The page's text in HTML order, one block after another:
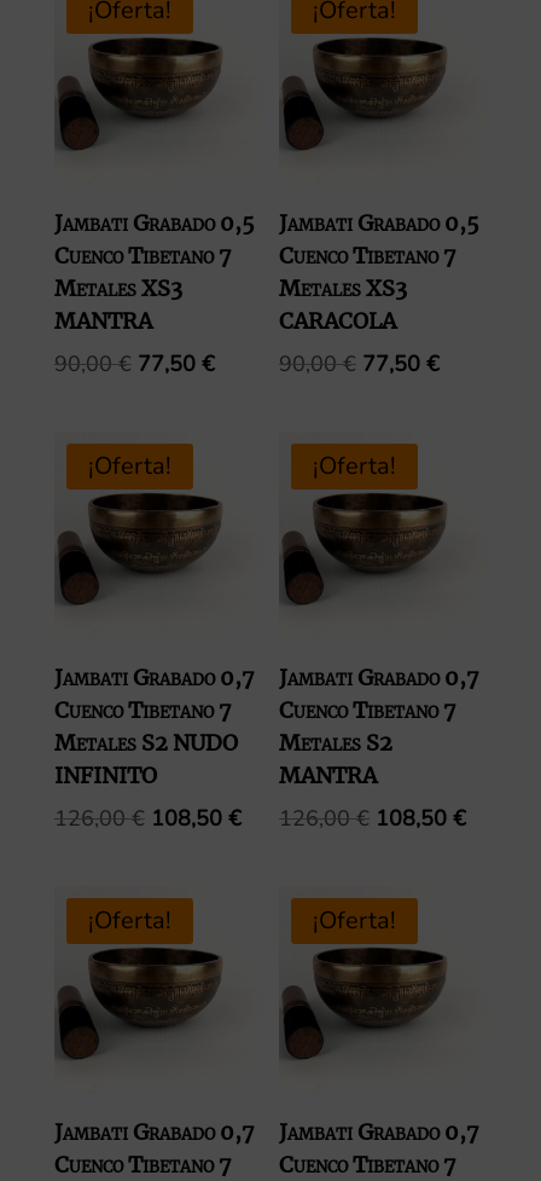
90,00 €.
77,50 €.
¡Oferta!
Jambati Grabado 0,5
Cuenco Tibetano 7
Metales XS3
MANTRA
90,00€ El
era:
90,00 €.
77,50 €El
77,50 €.
¡Oferta!
Jambati Grabado 0,5
Cuenco Tibetano 7
Metales XS3
CARACOLA
90,00€ El
era:
90,00 €.
77,50€El
¡Oferta!
Jambati Grabado 0,7
Cuenco Tibetano 7
Metales S2 NUDO
INFINITO
126,00€ El
era:
126,00 €.
108,50 €El
108,50 €.
¡Oferta!
Jambati Grabado 0,7
Cuenco Tibetano 7
Metales S2
MANTRA
126,00€ El
era:
126,00 €.
108,50€El
¡Oferta!
Jambati Grabado 0,7
Cuenco Tibetano 7
¡Oferta!
Jambati Grabado 0,7
Cuenco Tibetano 7